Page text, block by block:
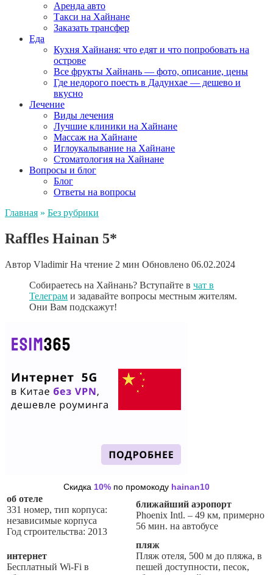
Аренда авто
Такси на Хайнане
Заказать трансфер
Еда
Кухня Хайнаня: что едят и что попробовать на
острове
Все фрукты Хайнань — фото, описание, цены
Где недорого поесть в Дадунхае — дешево и
вкусно
Лечение
Виды лечения
Лучшие клиники на Хайнане
Массаж на Хайнане
Иглоукалывание на Хайнане
Стоматология на Хайнане
Вопросы и блог
Блог
Ответы на вопросы
Главная » Без рубрики
Raffles Hainan 5*
Автор Vladimir На чтение 2 мин Обновлено 06.02.2024
Собираетесь на Хайнань? Вступайте в чат в
Телеграм и задавайте вопросы местным жителям.
Они Вам подскажут!
Скидка 10% по промокоду hainan10
об отеле
331 номер, тип корпуса:
независимые корпуса
Год строительства: 2013
ближайший аэропорт
Phoenix Intl. – 49 км, примерно
56 мин. на автобусе
интернет
Бесплатный Wi-Fi в
пляж
Пляж отеля, 500 м до пляжа, в
пешей доступности, песок,